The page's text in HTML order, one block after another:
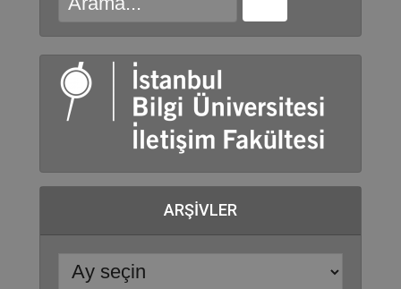
ARŞIVLER